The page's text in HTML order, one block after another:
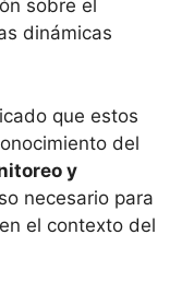
sobre el
dinámicas
que estos
del
y
necesario para
el contexto del